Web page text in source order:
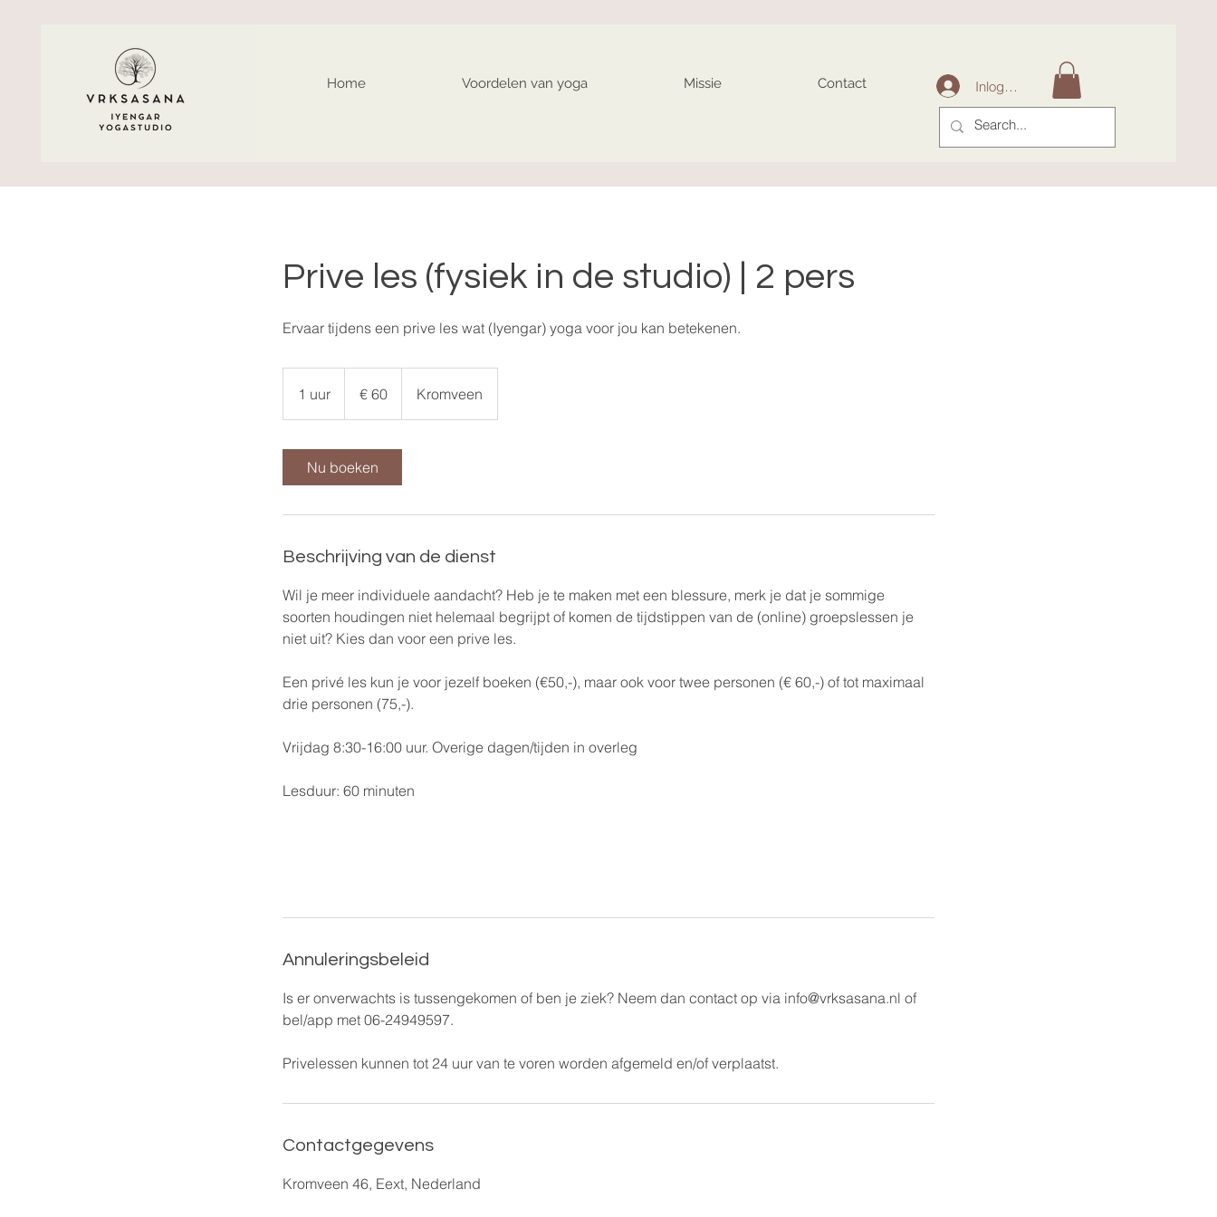
Home Voordelen van yoga Missie Contact Inloggen
Prive les (fysiek in de studio) | 2 pers
Ervaar tijdens een prive les wat (Iyengar) yoga voor jou kan betekenen.
1 uur
u
€ 60 Kromveen
Nu boeken
Beschrijving van de dienst
Wil je meer individuele aandacht? Heb je te maken met een blessure, merk je dat je sommige
soorten houdingen niet helemaal begrijpt of komen de tijdstippen van de (online) groepslessen je
niet uit? Kies dan voor een prive les.
​Een privé les kun je voor jezelf boeken (€50,-), maar ook voor twee personen (€ 60,-) of tot maximaal
drie personen (75,-).
Vrijdag 8:30-16:00 uur. Overige dagen/tijden in overleg
Lesduur: 60 minuten
Annuleringsbeleid
Is er onverwachts is tussengekomen of ben je ziek? Neem dan contact op via info@vrksasana.nl of
bel/app met 06-24949597.
Privelessen kunnen tot 24 uur van te voren worden afgemeld en/of verplaatst.
Contactgegevens
Kromveen 46, Eext, Nederland